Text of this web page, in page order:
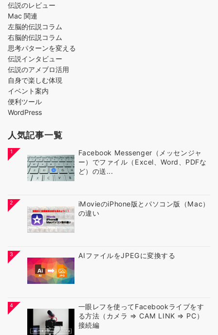
伝説のレビュー
Mac 関連
左脳的伝説コラム
右脳的伝説コラム
思考パターンを変える
伝説インタビュー
伝説のアメブロ活用
自身で楽しむ体現
イベント案内
便利ツール
WordPress
人気記事一覧
1
Facebook Messenger（メッセンジャ
ー）でファイル（Excel、Word、PDFな
ど）の送...
2
iMovieのiPhone版とパソコン版（Mac）
の違い
3 AIファイルをJPEGに変換する
4
一眼レフを使ってFacebookライブをす
る方法（カメラ ⇒ CAM LINK ⇒ PC）
接続編